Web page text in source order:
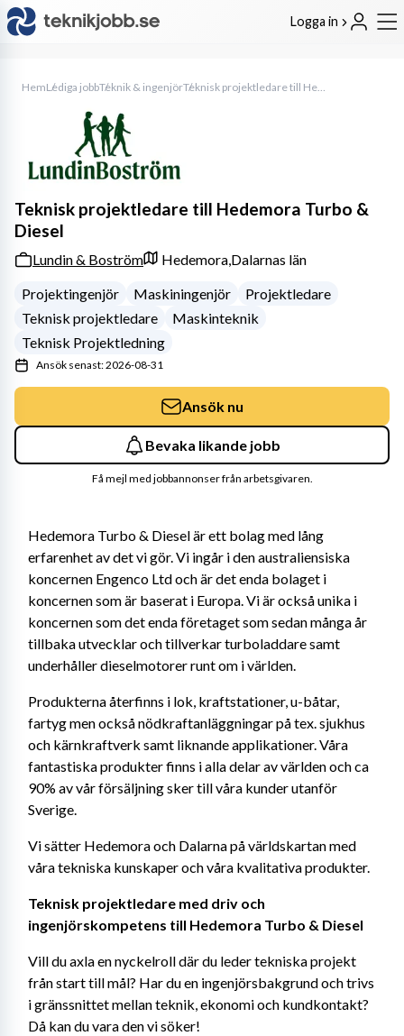
Logga in
HemLediga jobbTeknik & ingenjör Teknisk projektledare till Hedemora Turbo & Diesel
Hedemora Turbo & Diesel är ett bolag med lång
erfarenhet av det vi gör. Vi ingår i den australiensiska
koncernen Engenco Ltd och är det enda bolaget i
koncernen som är baserat i Europa. Vi är också unika i
koncernen som det enda företaget som sedan många år
tillbaka utvecklar och tillverkar turboladdare samt
underhåller dieselmotorer runt om i världen.
Produkterna återfinns i lok, kraftstationer, u-båtar,
fartyg men också nödkraftanläggningar på tex. sjukhus
och kärnkraftverk samt liknande applikationer. Våra
fantastiska produkter finns i alla delar av världen och ca
90% av vår försäljning sker till våra kunder utanför
Sverige.
Vi sätter Hedemora och Dalarna på världskartan med
våra tekniska kunskaper och våra kvalitativa produkter.
Teknisk projektledare med driv och
ingenjörskompetens till Hedemora Turbo & Diesel
Vill du axla en nyckelroll där du leder tekniska projekt
från start till mål? Har du en ingenjörsbakgrund och trivs
i gränssnittet mellan teknik, ekonomi och kundkontakt?
Då kan du vara den vi söker!
Teknisk projektledare till Hedemora Turbo &
Diesel
Lundin & Boström Hedemora,Dalarnas län
Projektingenjör
Maskiningenjör
Projektledare
Teknisk projektledare
Maskinteknik
Teknisk Projektledning
Ansök senast: 2026-08-31
Ansök nu
Bevaka likande jobb
Få mejl med jobbannonser från arbetsgivaren.